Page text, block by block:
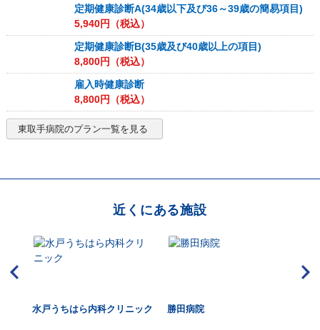
定期健康診断A(34歳以下及び36～39歳の簡易項目)
5,940円（税込）
定期健康診断B(35歳及び40歳以上の項目)
8,800円（税込）
雇入時健康診断
8,800円（税込）
東取手病院のプラン一覧を見る
近くにある施設
水戸うちはら内科クリニック 勝田病院